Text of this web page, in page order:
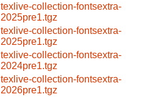
texlive-collection-fontsextra-
2025pre1.tgz
texlive-collection-fontsextra-
2025pre1.tgz
texlive-collection-fontsextra-
2024pre1.tgz
texlive-collection-fontsextra-
2026pre1.tgz